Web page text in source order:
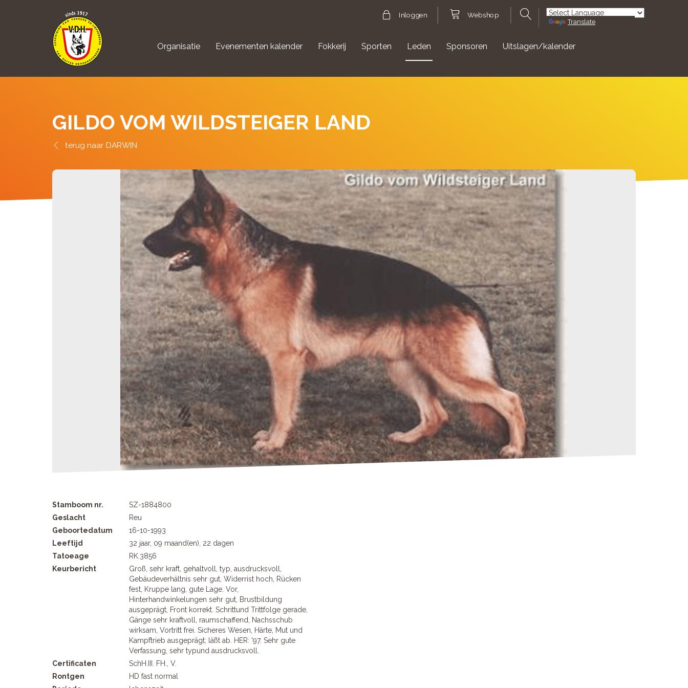
Inloggen Webshop
Powered by
Translate
Organisatie Evenementen kalender Fokkerij Sporten Leden Sponsoren Uitslagen/kalender
GILDO VOM WILDSTEIGER LAND
DARWIN
Stamboom nr.
SZ-1884800
Geslacht
Reu
Geboortedatum
16-10-1993
Leeftijd
32 jaar, 09 maand(en), 22 dagen
Tatoeage
RK.3856
Keurbericht
Groß, sehr kraft, gehaltvoll, typ, ausdrucksvoll,
Gebäudeverhältnis sehr gut, Widerrist hoch, Rücken
fest, Kruppe lang, gute Lage. Vor,
Hinterhandwinkelungen sehr gut, Brustbildung
ausgeprägt, Front korrekt. Schrittund Trittfolge gerade,
Gänge sehr kraftvoll, raumschaffend, Nachsschub
wirksam, Vortritt frei. Sicheres Wesen, Härte, Mut und
Kampftrieb ausgeprägt; läßt ab. HER: '97. Sehr gute
Verfassung, sehr typund ausdrucksvoll.
Certificaten
SchH.III. FH., V.
Rontgen
HD fast normal